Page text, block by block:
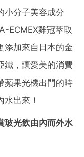
小分子美容成分
ECMEX雞冠萃取
添加來自日本的金
鐵，讓愛美的消費
蘋果光機出門的時
出來！
玻光飲由內而外水